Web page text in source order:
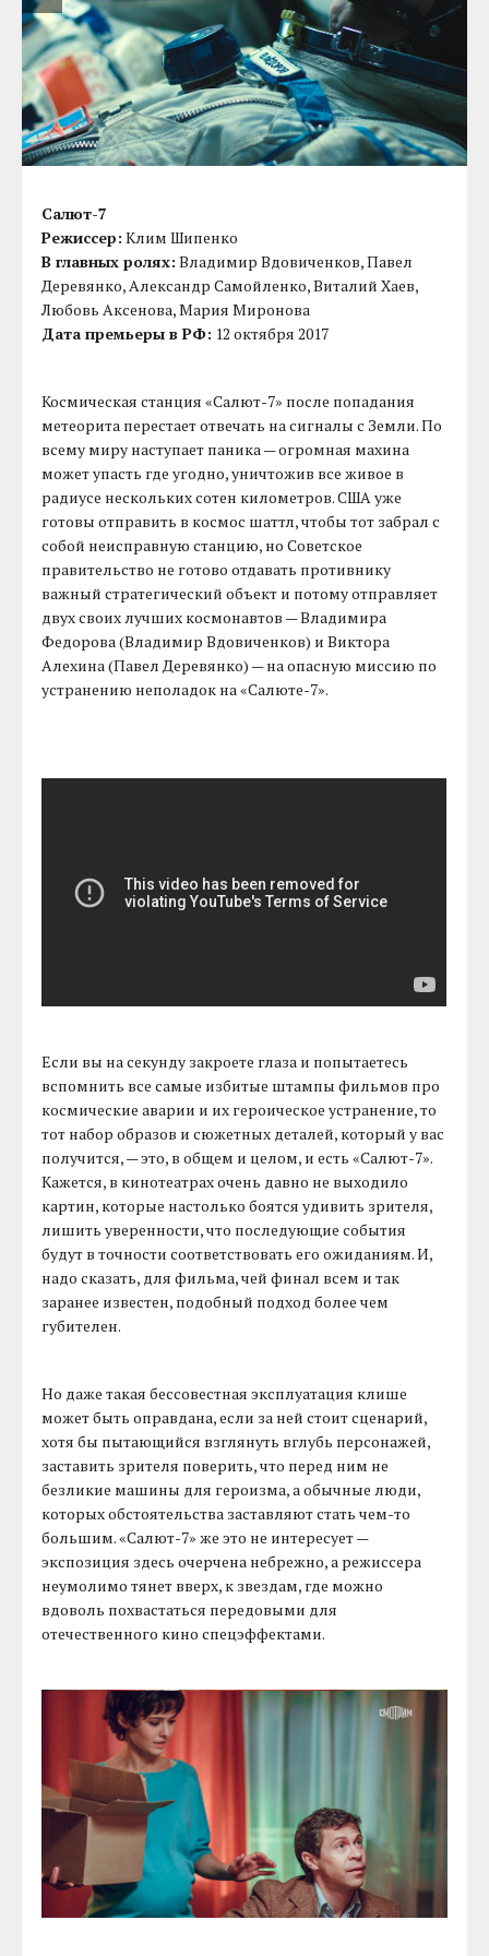
Салют-7
Режиссер: Клим Шипенко
В главных ролях: Владимир Вдовиченков, Павел
Деревянко, Александр Самойленко, Виталий Хаев,
Любовь Аксенова, Мария Миронова
Дата премьеры в РФ: 12 октября 2017
Космическая станция «Салют-7» после попадания
метеорита перестает отвечать на сигналы с Земли. По
всему миру наступает паника — огромная махина
может упасть где угодно, уничтожив все живое в
радиусе нескольких сотен километров. США уже
готовы отправить в космос шаттл, чтобы тот забрал с
собой неисправную станцию, но Советское
правительство не готово отдавать противнику
важный стратегический объект и потому отправляет
двух своих лучших космонавтов — Владимира
Федорова (Владимир Вдовиченков) и Виктора
Алехина (Павел Деревянко) — на опасную миссию по
устранению неполадок на «Салюте-7».
Если вы на секунду закроете глаза и попытаетесь
вспомнить все самые избитые штампы фильмов про
космические аварии и их героическое устранение, то
тот набор образов и сюжетных деталей, который у вас
получится, — это, в общем и целом, и есть «Салют-7».
Кажется, в кинотеатрах очень давно не выходило
картин, которые настолько боятся удивить зрителя,
лишить уверенности, что последующие события
будут в точности соответствовать его ожиданиям. И,
надо сказать, для фильма, чей финал всем и так
заранее известен, подобный подход более чем
губителен.
Но даже такая бессовестная эксплуатация клише
может быть оправдана, если за ней стоит сценарий,
хотя бы пытающийся взглянуть вглубь персонажей,
заставить зрителя поверить, что перед ним не
безликие машины для героизма, а обычные люди,
которых обстоятельства заставляют стать чем-то
большим. «Салют-7» же это не интересует —
экспозиция здесь очерчена небрежно, а режиссера
неумолимо тянет вверх, к звездам, где можно
вдоволь похвастаться передовыми для
отечественного кино спецэффектами.